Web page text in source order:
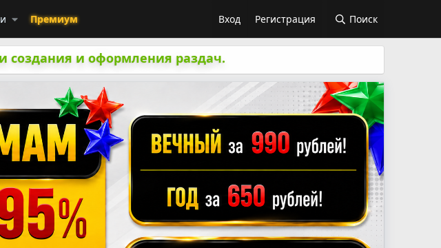
Премиум Вход Регистрация Поиск
создания и оформления раздач.